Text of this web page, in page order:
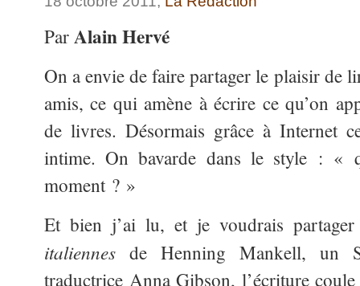
ParAlain Hervé
On a envie de faire partager le plaisir de
amis, ce qui amène à écrire ce qu’on
de livres. Désormais grâce à Internet
intime. On bavarde dans le style : «
moment ? »
Et bien j’ai lu, et je voudrais
italiennes de Henning Mankell, un
traductrice Anna Gibson, l’écriture